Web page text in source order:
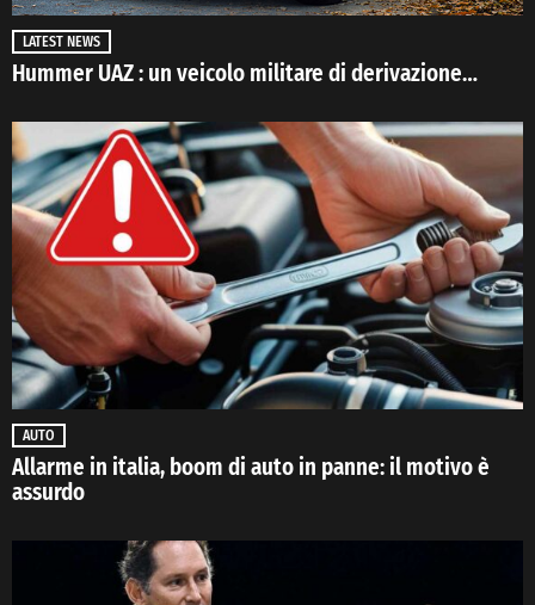
LATEST NEWS
Hummer UAZ : un veicolo militare di derivazione…
AUTO
Allarme in italia, boom di auto in panne: il motivo è
assurdo